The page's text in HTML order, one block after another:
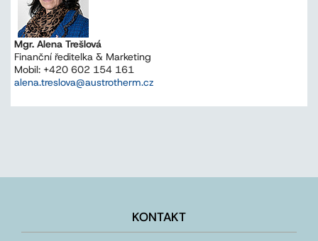
Mgr. Alena Trešlová
Finanční ředitelka & Marketing
Mobil: +420 602 154 161
alena.treslova@austrotherm.cz
KONTAKT